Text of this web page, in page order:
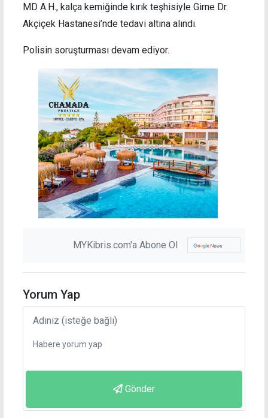
MD A.H., kalça kemiğinde kırık teşhisiyle Girne Dr.
Akçiçek Hastanesi’nde tedavi altına alındı.
Polisin soruşturması devam ediyor.
MYKibris.com'a Abone Ol
Yorum Yap
Gönder